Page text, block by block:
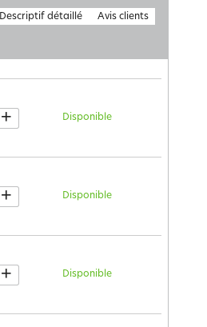
Descriptif détaillé Avis clients
Disponible
+
Disponible
+
Disponible
+